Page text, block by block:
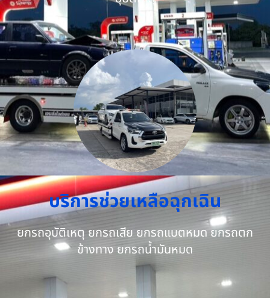
บริการช่วยเหลือฉุกเฉิน
ยกรถอุบัติเหตุ ยกรถเสีย ยกรถแบตหมด ยกรถตก
ข้างทาง ยกรถน้ำมันหมด